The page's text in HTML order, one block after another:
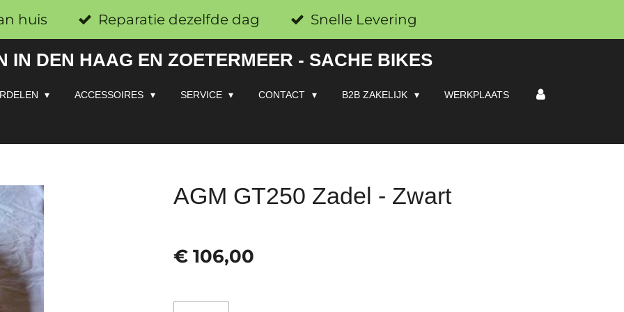
huis Reparatie dezelfde dag Snelle Levering
IN DEN HAAG EN ZOETERMEER - SACHE BIKES
ACCESSOIRES SERVICE CONTACT B2B ZAKELIJK WERKPLAATS
AGM GT250 Zadel - Zwart
€ 106,00